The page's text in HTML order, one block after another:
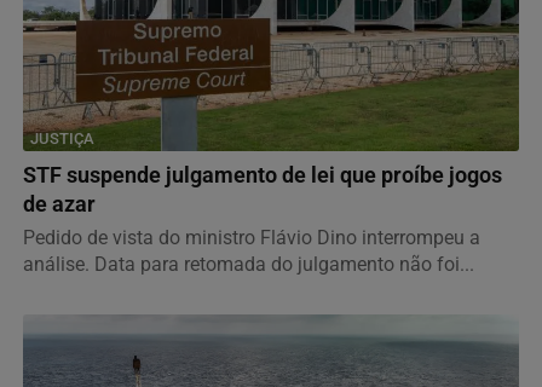
JUSTIÇA
STF suspende julgamento de lei que proíbe jogos
de azar
Pedido de vista do ministro Flávio Dino interrompeu a
análise. Data para retomada do julgamento não foi...